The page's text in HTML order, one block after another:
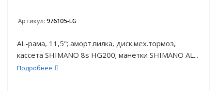
Артикул: 976105-LG
AL-рама, 11,5"; аморт.вилка, диск.мех.тормоз,
кассета SHIMANO 8s HG200; манетки SHIMANO AL...
Подробнее